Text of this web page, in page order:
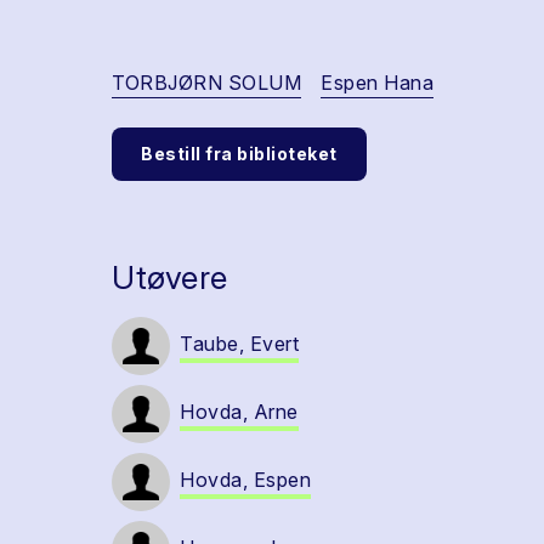
TORBJØRN SOLUM Espen Hana
Bestill fra biblioteket
Utøvere
Taube, Evert
Hovda, Arne
Hovda, Espen